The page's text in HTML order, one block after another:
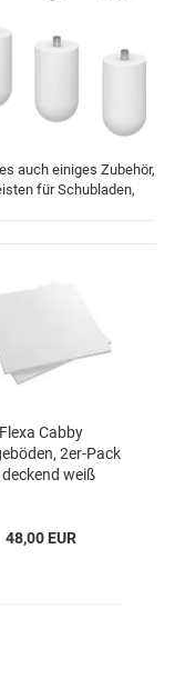
auch einiges Zubehör,
für Schubladen,
Flexa Cabby
2er-Pack
deckend weiß
48,00 EUR